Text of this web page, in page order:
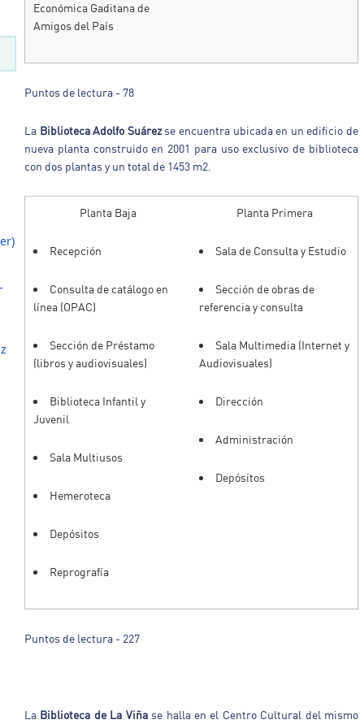
Económica Gaditana de
Amigos del País
Puntos de lectura - 78
La Biblioteca Adolfo Suárezse encuentra ubicada en un edificio de
nueva planta construido en 2001 para uso exclusivo de biblioteca
con dos plantas y un total de 1453 m2.
Planta Baja
Recepción
Consulta de catálogo en
línea (OPAC)
Sección de Préstamo
(libros y audiovisuales)
Biblioteca Infantil y
Juvenil
Sala Multiusos
Hemeroteca
Depósitos
Reprografía
Planta Primera
Sala de Consulta y Estudio
Sección de obras de
referencia y consulta
Sala Multimedia (Internet y
Audiovisuales)
Dirección
Administración
Depósitos
Puntos de lectura - 227
La Biblioteca de La Viñase halla en el Centro Cultural del mismo